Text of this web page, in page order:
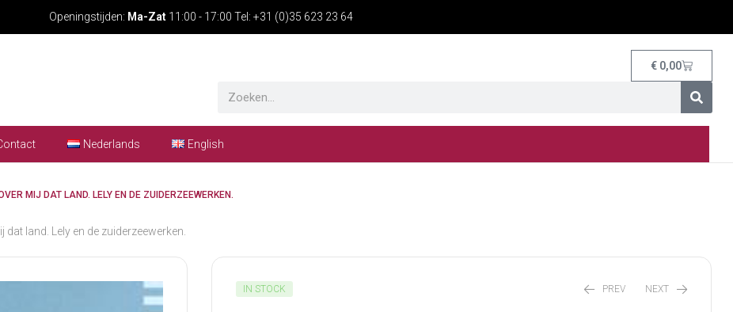
Openingstijden: Ma-Zat 11:00 - 17:00 Tel: +31 (0)35 623 23 64
€ 0,00
Nederlands English
MIJ DAT LAND. LELY EN DE ZUIDERZEEWERKEN.
dat land. Lely en de zuiderzeewerken.
IN STOCK PREV NEXT